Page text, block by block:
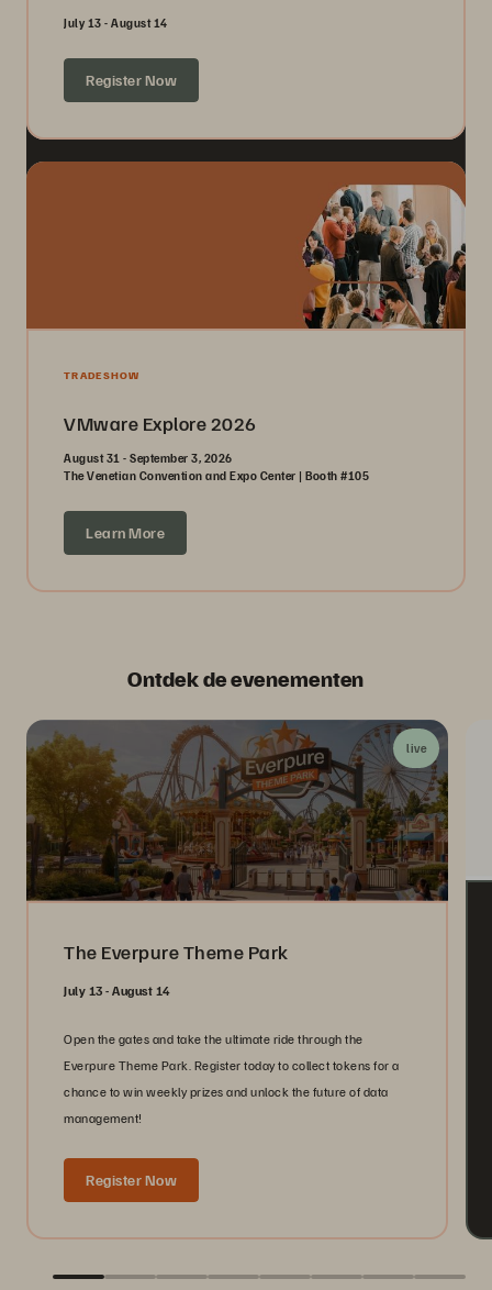
July 13 - August 14
Register Now
TRADESHOW
VMware Explore 2026
August 31 - September 3, 2026
The Venetian Convention and Expo Center | Booth #105
Learn More
Ontdek de evenementen
live
The Everpure Theme Park
July 13 - August 14
Open the gates and take the ultimate ride through the
Everpure Theme Park. Register today to collect tokens for a
chance to win weekly prizes and unlock the future of data
management!
Register Now